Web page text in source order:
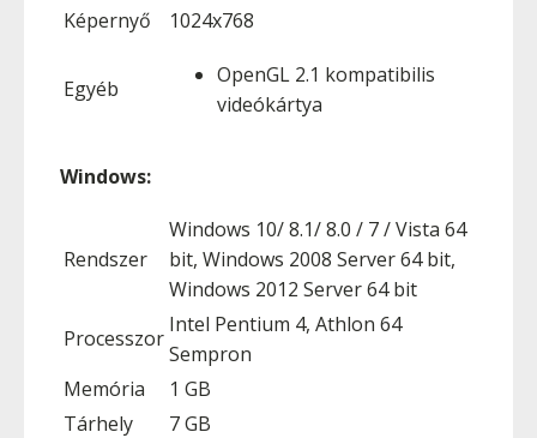
Képernyő
1024x768
Egyéb
OpenGL 2.1 kompatibilis
videókártya
Windows:
Rendszer
Windows 10/ 8.1/ 8.0 / 7 / Vista 64
bit, Windows 2008 Server 64 bit,
Windows 2012 Server 64 bit
Processzor
Intel Pentium 4, Athlon 64
Sempron
Memória
1 GB
Tárhely
7 GB